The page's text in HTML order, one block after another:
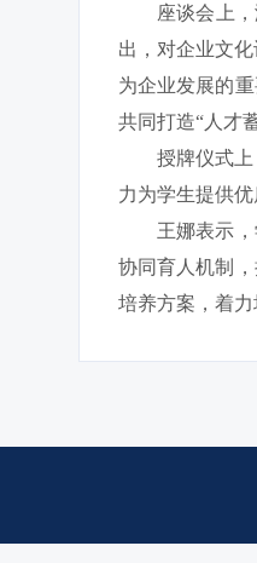
座谈会上
出，对企业文
为企业发展的
共同打造“人才
授牌仪式
力为学生提供
王娜表示
协同育人机制
培养方案，着